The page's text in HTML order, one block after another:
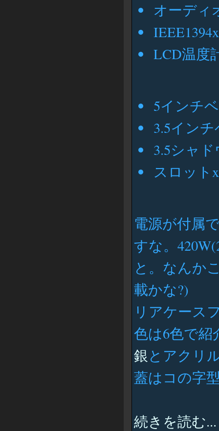
オーディ
LCD温度
5インチ
3.5イン
3.5シャ
スロット
電源が付属
すな。
と。なんか
載かな?)
リアケース
色は6色で
銀 とアクリ
蓋はコの字
続きを読む...